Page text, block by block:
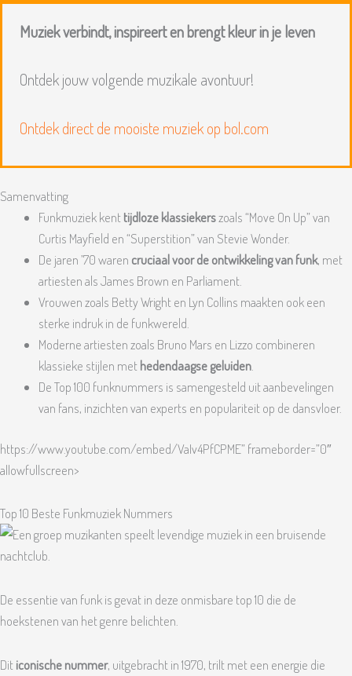
Muziek verbindt, inspireert en brengt kleur in je leven
Ontdek jouw volgende muzikale avontuur!
Ontdek direct de mooiste muziek op bol.com
Samenvatting
Funkmuziek kenttijdloze klassiekerszoals “Move On Up” van
Curtis Mayfield en “Superstition” van Stevie Wonder.
De jaren ’70 waren cruciaal voor de ontwikkeling van funk, met
artiesten als James Brown en Parliament.
Vrouwen zoals Betty Wright en Lyn Collins maakten ook een
sterke indruk in de funkwereld.
Moderne artiesten zoals Bruno Mars en Lizzo combineren
klassieke stijlen methedendaagse geluiden
De Top 100 funknummers is samengesteld uit aanbevelingen
van fans, inzichten van experts en populariteit op de dansvloer.
https://www.youtube.com/embed/VaIv4PfCPME” frameborder=”0″
allowfullscreen>
Top 10 Beste Funkmuziek Nummers
De essentie van funk is gevat in deze onmisbare top 10 die de
hoekstenen van het genre belichten.
Diticonische nummer, uitgebracht in 1970, trilt met een energie die